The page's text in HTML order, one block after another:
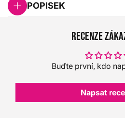
POPISEK
Recenze
Buďte první, kdo
Napsat